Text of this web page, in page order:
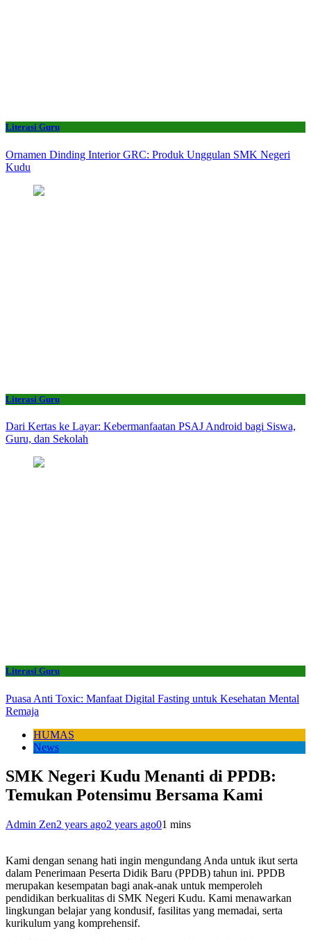
Literasi Guru
Ornamen Dinding Interior GRC: Produk Unggulan SMK Negeri
Kudu
Literasi Guru
Dari Kertas ke Layar: Kebermanfaatan PSAJ Android bagi Siswa,
Guru, dan Sekolah
Literasi Guru
Puasa Anti Toxic: Manfaat Digital Fasting untuk Kesehatan Mental
Remaja
HUMAS
News
SMK Negeri Kudu Menanti di PPDB:
Temukan Potensimu Bersama Kami
Admin Zen2 years ago2 years ago01 mins
Kami dengan senang hati ingin mengundang Anda untuk ikut serta
dalam Penerimaan Peserta Didik Baru (PPDB) tahun ini. PPDB
merupakan kesempatan bagi anak-anak untuk memperoleh
pendidikan berkualitas di SMK Negeri Kudu. Kami menawarkan
lingkungan belajar yang kondusif, fasilitas yang memadai, serta
kurikulum yang komprehensif.